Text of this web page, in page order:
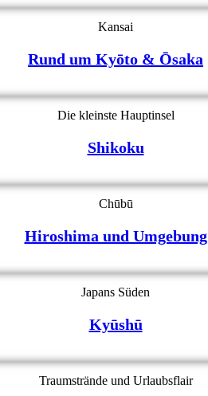
Kansai
Rund um Kyōto & Ōsaka
Die kleinste Hauptinsel
Shikoku
Chūbū
Hiroshima und Umgebung
Japans Süden
Kyūshū
Traumstrände und Urlaubsflair